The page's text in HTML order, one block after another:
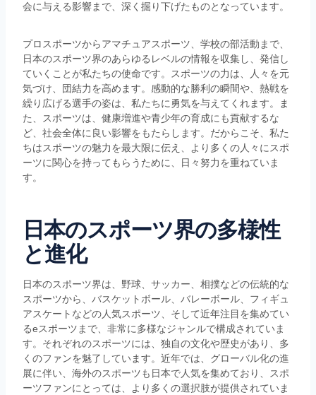
会に与える影響まで、深く掘り下げたものとなっています。
プロスポーツからアマチュアスポーツ、学校の部活動まで、
日本のスポーツ界のあらゆるレベルの情報を収集し、発信し
ていくことが私たちの使命です。スポーツの力は、人々を元
気づけ、団結力を高めます。感動的な勝利の瞬間や、熱戦を
繰り広げる選手の姿は、私たちに勇気を与えてくれます。ま
た、スポーツは、健康増進や青少年の育成にも貢献するな
ど、社会全体に良い影響をもたらします。だからこそ、私た
ちはスポーツの魅力を最大限に伝え、より多くの人々にスポ
ーツに関心を持ってもらうために、日々努力を重ねていま
す。
日本のスポーツ界の多様性
と進化
日本のスポーツ界は、野球、サッカー、相撲などの伝統的な
スポーツから、バスケットボール、バレーボール、フィギュ
アスケートなどの人気スポーツ、そして近年注目を集めてい
るeスポーツまで、非常に多様なジャンルで構成されていま
す。それぞれのスポーツには、独自の文化や歴史があり、多
くのファンを魅了しています。近年では、グローバル化の進
展に伴い、海外のスポーツも日本で人気を集めており、スポ
ーツファンにとっては、より多くの選択肢が提供されていま